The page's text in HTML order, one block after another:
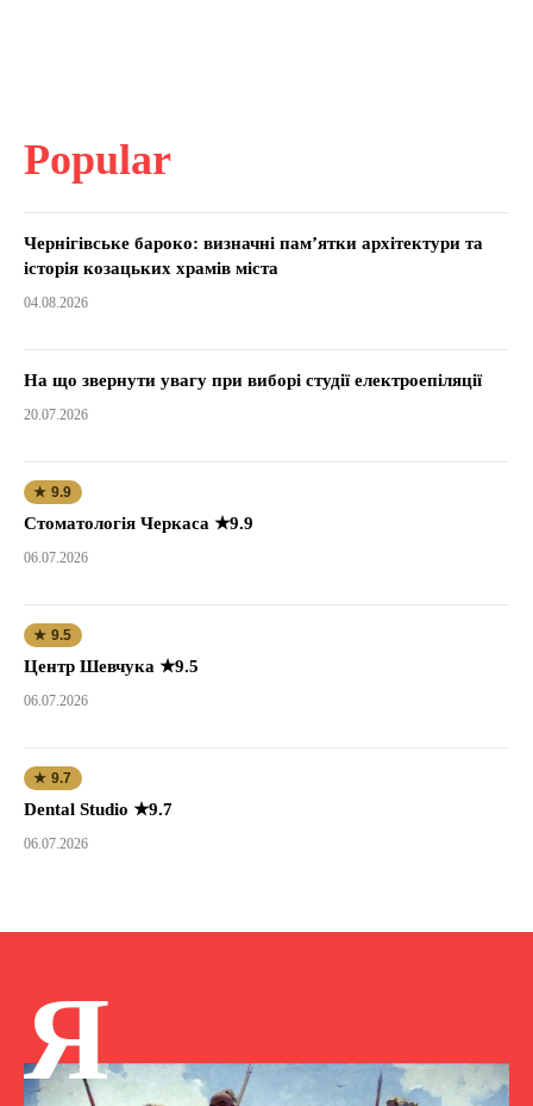
Popular
Чернігівське бароко: визначні пам’ятки архітектури та
історія козацьких храмів міста
04.08.2026
На що звернути увагу при виборі студії електроепіляції
20.07.2026
★ 9.9
Стоматологія Черкаса ★9.9
06.07.2026
★ 9.5
Центр Шевчука ★9.5
06.07.2026
★ 9.7
Dental Studio ★9.7
06.07.2026
Я